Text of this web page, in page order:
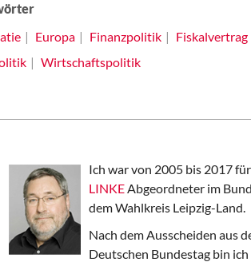
Europa Finanzpolitik Fiskalvertrag
Wirtschaftspolitik
Ich war von 2005 bis 2017 für
LINKEAbgeordneter im
dem Wahlkreis Leipzig-Land.
Nach dem Ausscheiden aus
Deutschen Bundestag bin ich